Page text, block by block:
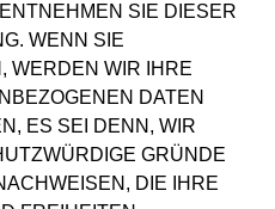
SIE DIESER
WENN SIE
WERDEN WIR IHRE
DATEN
ES SEI DENN, WIR
GRÜNDE
DIE IHRE